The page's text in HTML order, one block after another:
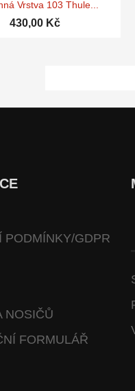
Vrstva 103 Thule...
430,00 Kč
PODMÍNKY/GDPR
NOSIČŮ
FORMULÁŘ